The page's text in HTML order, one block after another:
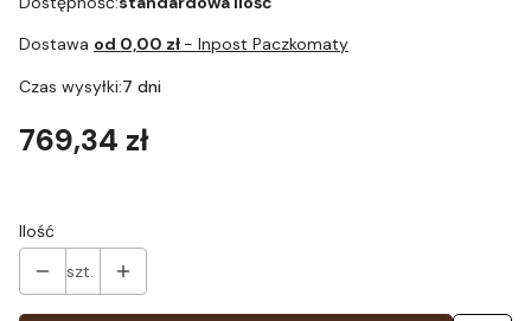
Dostawa od 0,00 zł - Inpost Paczkomaty
Czas wysyłki:7 dni
Cena
769,34 zł
Ilość
szt.